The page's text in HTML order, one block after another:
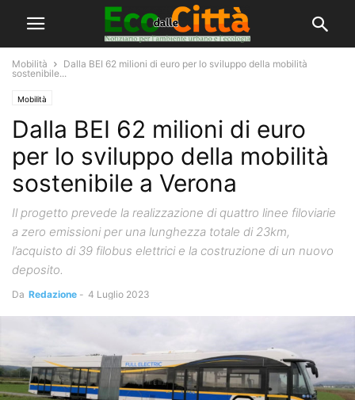
Mobilità
Dalla BEI 62 milioni di euro per lo sviluppo della mobilità
sostenibile...
Mobilità
Dalla BEI 62 milioni di euro
per lo sviluppo della mobilità
sostenibile a Verona
Il progetto prevede la realizzazione di quattro linee filoviarie
a zero emissioni per una lunghezza totale di 23km,
l’acquisto di 39 filobus elettrici e la costruzione di un nuovo
deposito.
Da Redazione - 4 Luglio 2023